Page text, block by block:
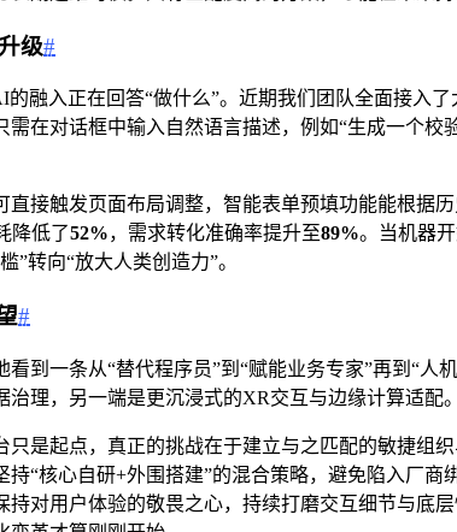
级#
融入正在回答“做什么”。近期我们团队全面接入
在对话框中输入自然语言描述，例如“生成一个
接触发页面布局调整，智能表单预填功能能根
降低了52%，需求转化准确率提升至89%。当机器
”转向“放大人类创造力”。
#
到一条从“替代程序员”到“赋能业务专家”再到“人
理，另一端是更沉浸式的XR交互与边缘计算适配。
是起点，真正的挑战在于建立与之匹配的敏捷组
“核心自研+外围搭建”的混合策略，避免陷入厂
对用户体验的敬畏之心，持续打磨交互细节与底层